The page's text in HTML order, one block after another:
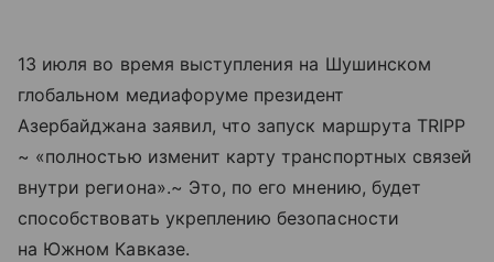
13 июля во время выступления на Шушинском
глобальном медиафоруме президент
Азербайджана заявил, что запуск маршрута TRIPP
~ «полностью изменит карту транспортных связей
внутри региона».~ Это, по его мнению, будет
способствовать укреплению безопасности
на Южном Кавказе.